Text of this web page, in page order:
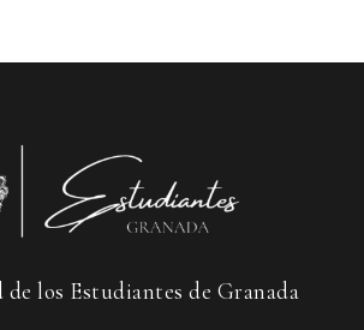
de los Estudiantes de Granada